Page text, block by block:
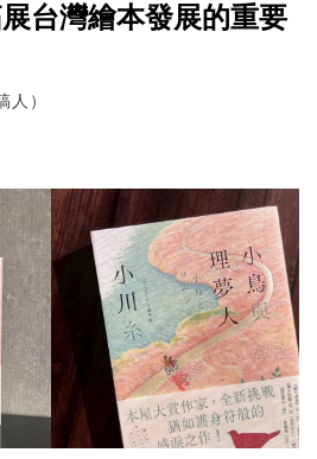
台灣繪本發展的重要
人）